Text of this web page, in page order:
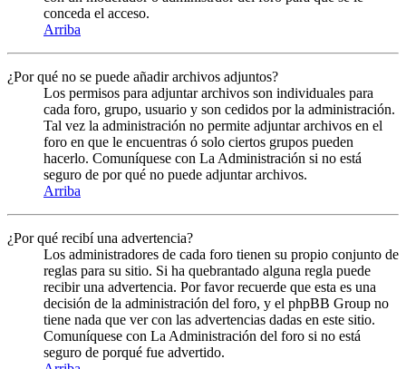
conceda el acceso.
Arriba
¿Por qué no se puede añadir archivos adjuntos?
Los permisos para adjuntar archivos son individuales para
cada foro, grupo, usuario y son cedidos por la administración.
Tal vez la administración no permite adjuntar archivos en el
foro en que le encuentras ó solo ciertos grupos pueden
hacerlo. Comuníquese con La Administración si no está
seguro de por qué no puede adjuntar archivos.
Arriba
¿Por qué recibí una advertencia?
Los administradores de cada foro tienen su propio conjunto de
reglas para su sitio. Si ha quebrantado alguna regla puede
recibir una advertencia. Por favor recuerde que esta es una
decisión de la administración del foro, y el phpBB Group no
tiene nada que ver con las advertencias dadas en este sitio.
Comuníquese con La Administración del foro si no está
seguro de porqué fue advertido.